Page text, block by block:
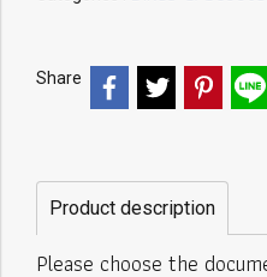
Share
Product description
Please choose the